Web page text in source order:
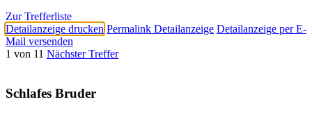
Zur Trefferliste
Detailanzeige drucken Permalink Detailanzeige Detailanzeige per E-
Mail versenden
1 von 11 Nächster Treffer
Schlafes Bruder